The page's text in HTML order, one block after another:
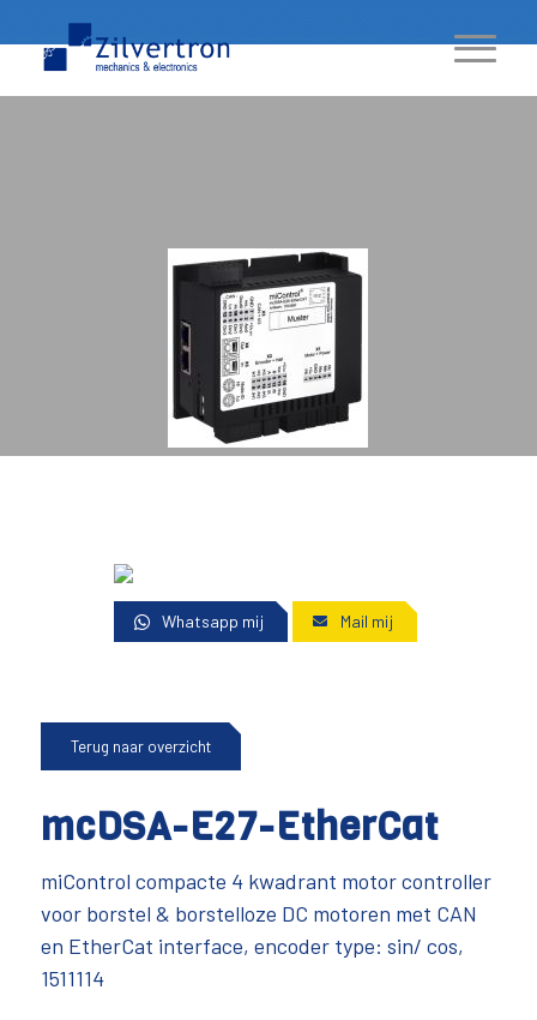
Whatsapp mij Mail mij
Terug naar overzicht
mcDSA-E27-EtherCat
miControl compacte 4 kwadrant motor controller
voor borstel & borstelloze DC motoren met CAN
en EtherCat interface, encoder type: sin/ cos,
1511114